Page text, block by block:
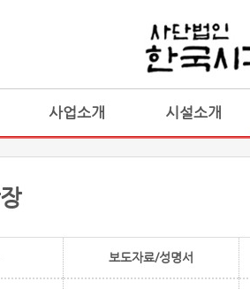
사업소개 시설소개
보도자료/성명서